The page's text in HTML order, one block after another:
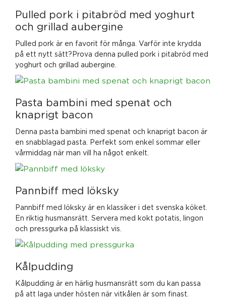
Pulled pork i pitabröd med yoghurt
och grillad aubergine
Pulled pork är en favorit för många. Varför inte krydda
på ett nytt sätt?Prova denna pulled pork i pitabröd med
yoghurt och grillad aubergine.
Pasta bambini med spenat och
knaprigt bacon
Denna pasta bambini med spenat och knaprigt bacon är
en snabblagad pasta. Perfekt som enkel sommar eller
vårmiddag när man vill ha något enkelt.
Pannbiff med löksky
Pannbiff med löksky är en klassiker i det svenska köket.
En riktig husmansrätt. Servera med kokt potatis, lingon
och pressgurka på klassiskt vis.
Kålpudding
Kålpudding är en härlig husmansrätt som du kan passa
på att laga under hösten när vitkålen är som finast.